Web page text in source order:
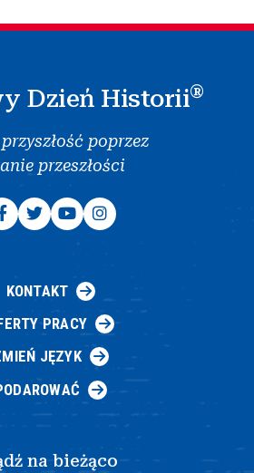
Dzień Historii®
poprzez
przeszłości
KONTAKT
PRACY
JĘZYK
na bieżąco